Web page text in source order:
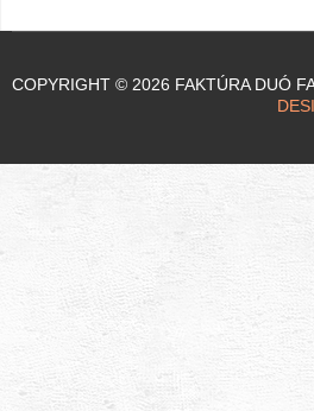
COPYRIGHT © 2026 FAKTÚRA DUÓ